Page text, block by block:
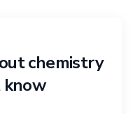
chemistry
know